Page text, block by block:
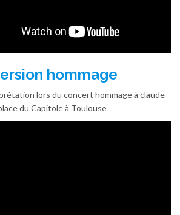
hommage
lors du concert hommage à claude
du Capitole à Toulouse